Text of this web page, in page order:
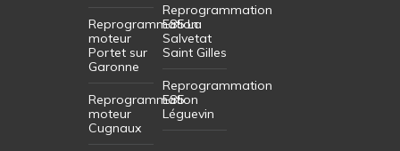
Reprogrammation
moteur
Portet sur
Garonne
Reprogrammation
moteur
Cugnaux
Reprogrammation
E85 La
Salvetat
Saint Gilles
Reprogrammation
E85
Léguevin